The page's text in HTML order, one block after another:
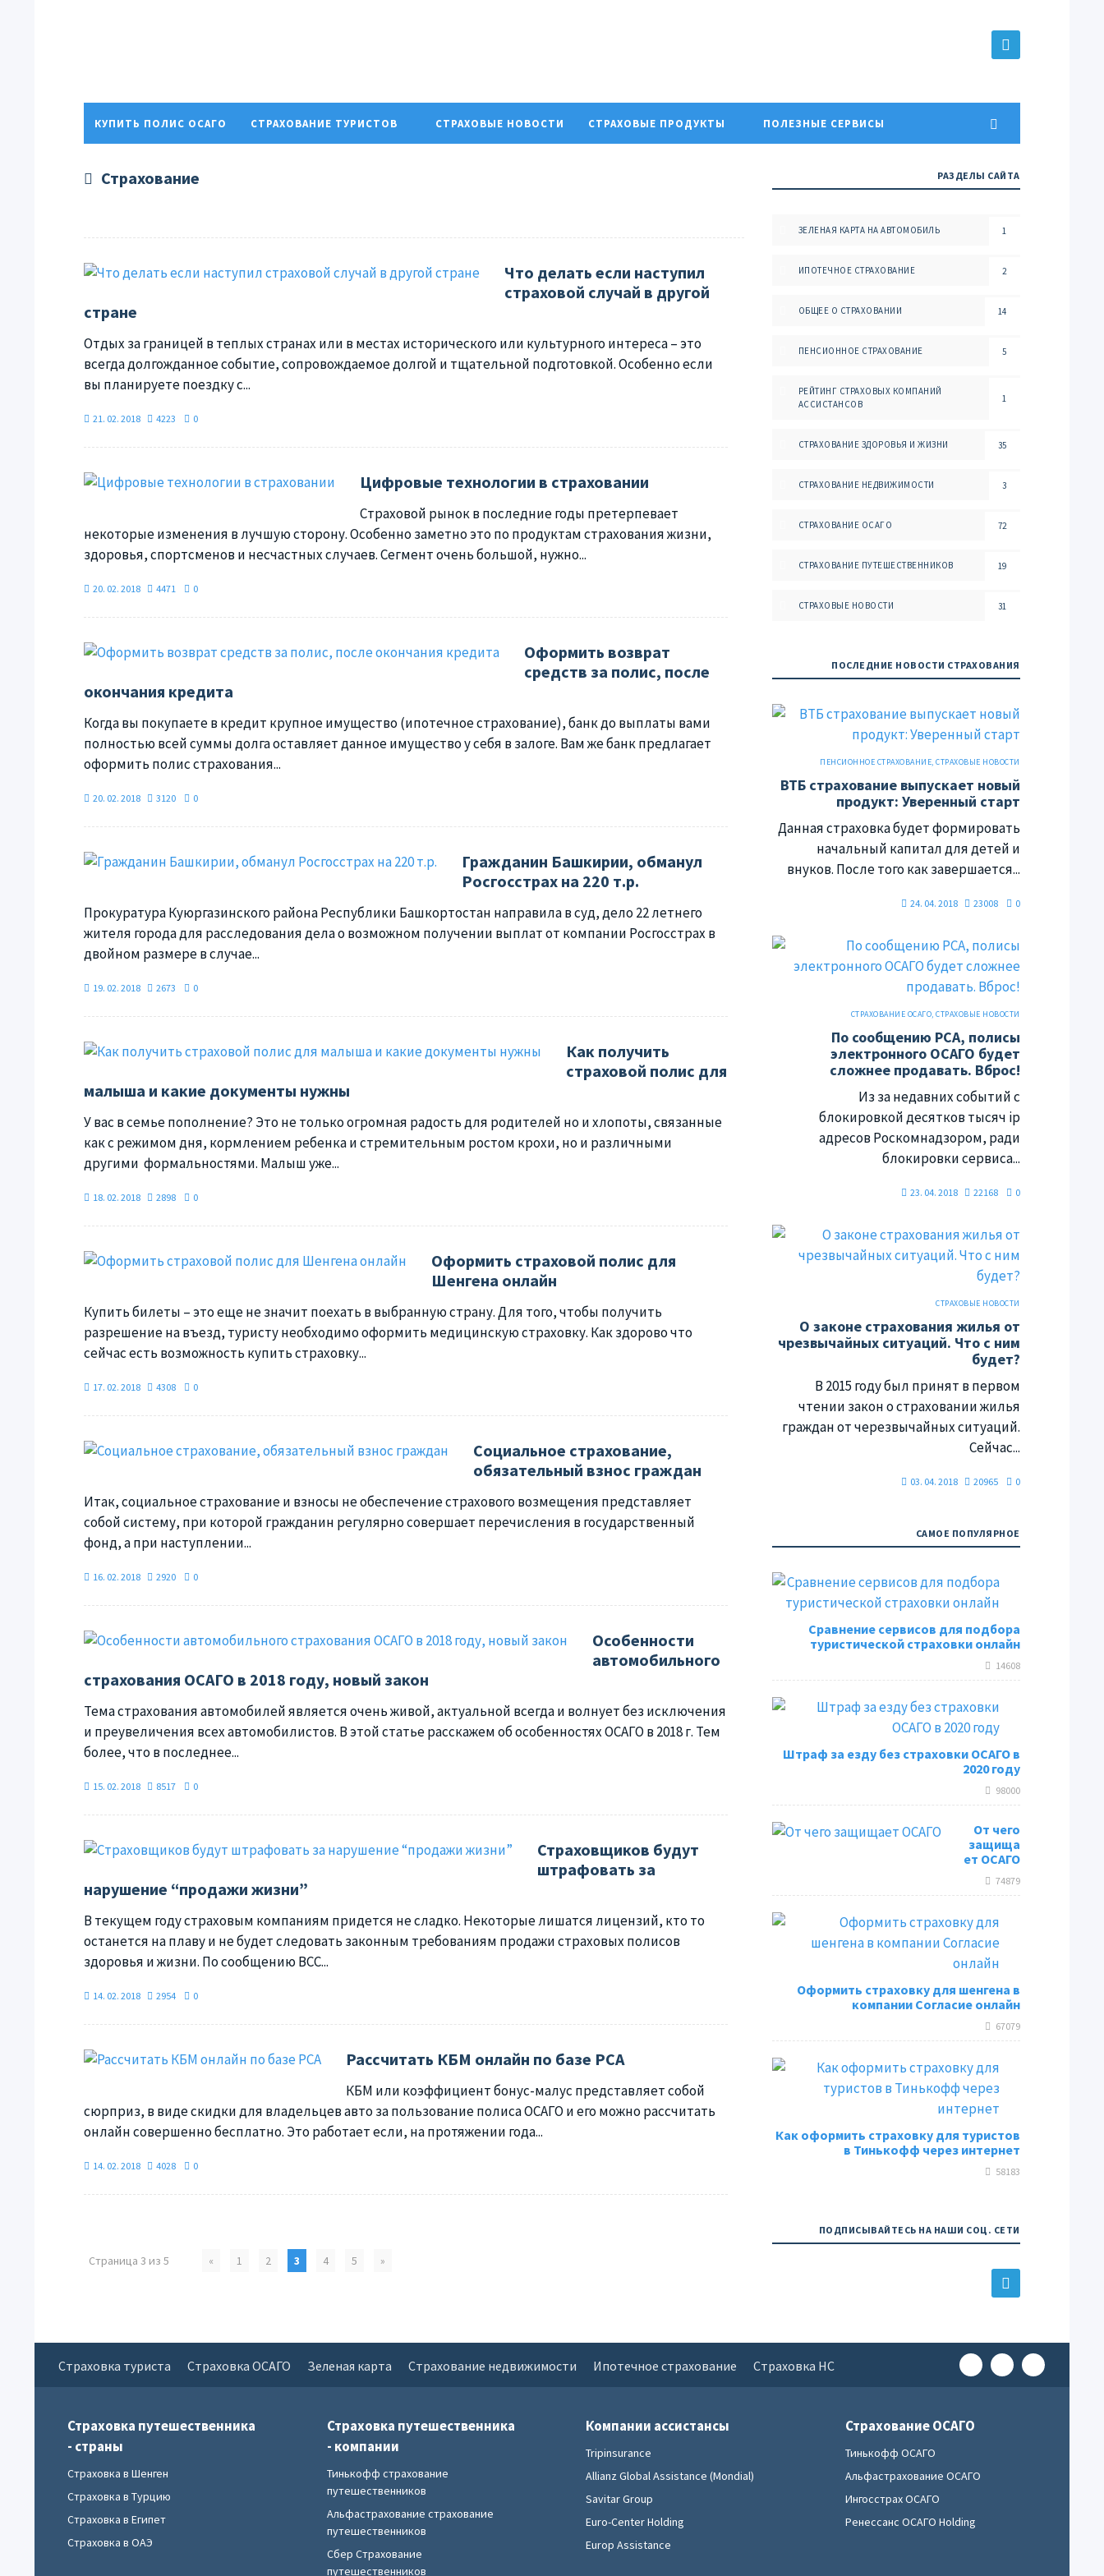
КУПИТЬ ПОЛИС ОСАГО СТРАХОВАНИЕ ТУРИСТОВ СТРАХОВЫЕ НОВОСТИ СТРАХОВЫЕ ПРОДУКТЫ ПОЛЕЗНЫЕ СЕРВИСЫ
Страхование
Что делать если наступил
страховой случай в другой
стране
Отдых за границей в теплых странах или в местах исторического или культурного интереса – это
всегда долгожданное событие, сопровождаемое долгой и тщательной подготовкой. Особенно если
вы планируете поездку с...
21. 02. 2018 4223 0
Цифровые технологии в страховании
Страховой рынок в последние годы претерпевает
некоторые изменения в лучшую сторону. Особенно заметно это по продуктам страхования жизни,
здоровья, спортсменов и несчастных случаев. Сегмент очень большой, нужно...
20. 02. 2018 4471 0
Оформить возврат
средств за полис, после
окончания кредита
Когда вы покупаете в кредит крупное имущество (ипотечное страхование), банк до выплаты вами
полностью всей суммы долга оставляет данное имущество у себя в залоге. Вам же банк предлагает
оформить полис страхования...
20. 02. 2018 3120 0
Гражданин Башкирии, обманул
Росгосстрах на 220 т.р.
Прокуратура Куюргазинского района Республики Башкортостан направила в суд, дело 22 летнего
жителя города для расследования дела о возможном получении выплат от компании Росгосстрах в
двойном размере в случае...
19. 02. 2018 2673 0
Как получить
страховой полис для
малыша и какие документы нужны
У вас в семье пополнение? Это не только огромная радость для родителей но и хлопоты, связанные
как с режимом дня, кормлением ребенка и стремительным ростом крохи, но и различными
другими формальностями. Малыш уже...
18. 02. 2018 2898 0
Оформить страховой полис для
Шенгена онлайн
Купить билеты – это еще не значит поехать в выбранную страну. Для того, чтобы получить
разрешение на въезд, туристу необходимо оформить медицинскую страховку. Как здорово что
сейчас есть возможность купить страховку...
17. 02. 2018 4308 0
Социальное страхование,
обязательный взнос граждан
Итак, социальное страхование и взносы не обеспечение страхового возмещения представляет
собой систему, при которой гражданин регулярно совершает перечисления в государственный
фонд, а при наступлении...
16. 02. 2018 2920 0
Особенности
автомобильного
страхования ОСАГО в 2018 году, новый закон
Тема страхования автомобилей является очень живой, актуальной всегда и волнует без исключения
и преувеличения всех автомобилистов. В этой статье расскажем об особенностях ОСАГО в 2018 г. Тем
более, что в последнее...
15. 02. 2018 8517 0
Страховщиков будут
штрафовать за
нарушение “продажи жизни”
В текущем году страховым компаниям придется не сладко. Некоторые лишатся лицензий, кто то
останется на плаву и не будет следовать законным требованиям продажи страховых полисов
здоровья и жизни. По сообщению ВСС...
14. 02. 2018 2954 0
Рассчитать КБМ онлайн по базе РСА
КБМ или коэффициент бонус-малус представляет собой
сюрприз, в виде скидки для владельцев авто за пользование полиса ОСАГО и его можно рассчитать
онлайн совершенно бесплатно. Это работает если, на протяжении года...
14. 02. 2018 4028 0
Страница 3 из 5 « 1 2 3 4 5 »
РАЗДЕЛЫ САЙТА
ЗЕЛЕНАЯ КАРТА НА АВТОМОБИЛЬ 1
ИПОТЕЧНОЕ СТРАХОВАНИЕ 2
ОБЩЕЕ О СТРАХОВАНИИ 14
ПЕНСИОННОЕ СТРАХОВАНИЕ 5
РЕЙТИНГ СТРАХОВЫХ КОМПАНИЙ
АССИСТАНСОВ
1
СТРАХОВАНИЕ ЗДОРОВЬЯ И ЖИЗНИ 35
СТРАХОВАНИЕ НЕДВИЖИМОСТИ 3
СТРАХОВАНИЕ ОСАГО 72
СТРАХОВАНИЕ ПУТЕШЕСТВЕННИКОВ 19
СТРАХОВЫЕ НОВОСТИ 31
ПОСЛЕДНИЕ НОВОСТИ СТРАХОВАНИЯ
ПЕНСИОННОЕ СТРАХОВАНИЕ,СТРАХОВЫЕ НОВОСТИ
ВТБ страхование выпускает новый
продукт: Уверенный старт
Данная страховка будет формировать
начальный капитал для детей и
внуков. После того как завершается...
24. 04. 2018 23008 0
СТРАХОВАНИЕ ОСАГО,СТРАХОВЫЕ НОВОСТИ
По сообщению РСА, полисы
электронного ОСАГО будет
сложнее продавать. Вброс!
Из за недавних событий с
блокировкой десятков тысяч ip
адресов Роскомнадзором, ради
блокировки сервиса...
23. 04. 2018 22168 0
СТРАХОВЫЕ НОВОСТИ
О законе страхования жилья от
чрезвычайных ситуаций. Что с ним
будет?
В 2015 году был принят в первом
чтении закон о страховании жилья
граждан от черезвычайных ситуаций.
Сейчас...
03. 04. 2018 20965 0
САМОЕ ПОПУЛЯРНОЕ
Сравнение сервисов для подбора
туристической страховки онлайн
14608
Штраф за езду без страховки ОСАГО в
2020 году
98000
От чего
защища
ет ОСАГО
74879
Оформить страховку для шенгена в
компании Согласие онлайн
67079
Как оформить страховку для туристов
в Тинькофф через интернет
58183
ПОДПИСЫВАЙТЕСЬ НА НАШИ СОЦ. СЕТИ
Страховка туриста Страховка ОСАГО Зеленая карта Страхование недвижимости Ипотечное страхование Страховка НС
Страховка путешественника
- страны
Страховка в Шенген
Страховка в Турцию
Страховка в Египет
Страховка в ОАЭ
Страховка путешественника
- компании
Тинькофф страхование
путешественников
Альфастрахование страхование
путешественников
Сбер Страхование
путешественников
Компании ассистансы
Tripinsurance
Allianz Global Assistance (Mondial)
Savitar Group
Euro-Center Holding
Europ Assistance
Страхование ОСАГО
Тинькофф ОСАГО
Альфастрахование ОСАГО
Ингосстрах ОСАГО
Ренессанс ОСАГО Holding